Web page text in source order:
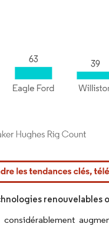
nécessite une attribution
renouvelables
considérablement